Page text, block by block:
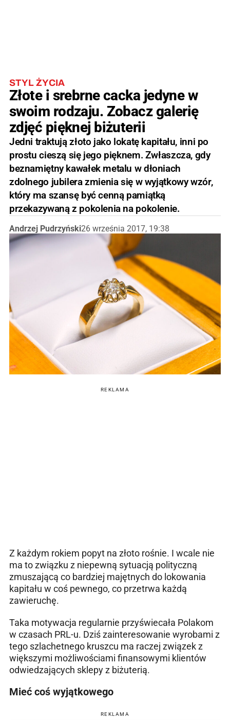
STYL ŻYCIA
Złote i srebrne cacka jedyne w
swoim rodzaju. Zobacz galerię
zdjęć pięknej biżuterii
Jedni traktują złoto jako lokatę kapitału, inni po
prostu cieszą się jego pięknem. Zwłaszcza, gdy
beznamiętny kawałek metalu w dłoniach
zdolnego jubilera zmienia się w wyjątkowy wzór,
który ma szansę być cenną pamiątką
przekazywaną z pokolenia na pokolenie.
Andrzej Pudrzyński26 września 2017, 19:38
REKLAMA
Z każdym rokiem popyt na złoto rośnie. I wcale nie
ma to związku z niepewną sytuacją polityczną
zmuszającą co bardziej majętnych do lokowania
kapitału w coś pewnego, co przetrwa każdą
zawieruchę.
Taka motywacja regularnie przyświecała Polakom
w czasach PRL-u. Dziś zainteresowanie wyrobami z
tego szlachetnego kruszcu ma raczej związek z
większymi możliwościami finansowymi klientów
odwiedzających sklepy z biżuterią.
Mieć coś wyjątkowego
REKLAMA